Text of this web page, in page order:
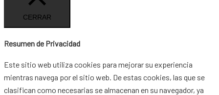
CERRAR
Resumen de Privacidad
Este sitio web utiliza cookies para mejorar su experiencia
mientras navega por el sitio web. De estas cookies, las que se
clasifican como necesarias se almacenan en su navegador, ya